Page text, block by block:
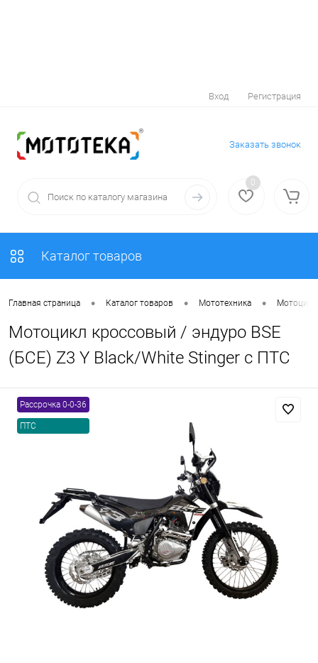
Вход Регистрация
Заказать звонок
0
Каталог товаров
Главная страница • Каталог товаров • Мототехника •
Мотоцикл кроссовый / эндуро BSE
(БСЕ) Z3 Y Black/White Stinger с ПТС
Рассрочка 0-0-36
ПТС